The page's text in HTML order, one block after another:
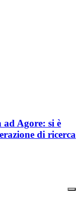
ad Agore: si è
di ricerca